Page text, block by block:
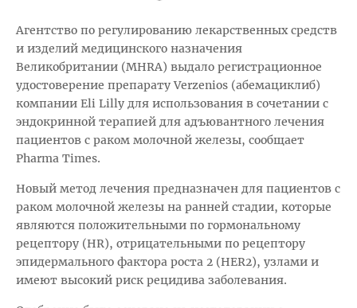
Агентство по регулированию лекарственных средств
и изделий медицинского назначения
Великобритании (MHRA) выдало регистрационное
удостоверение препарату Verzenios (абемациклиб)
компании Eli Lilly для использования в сочетании с
эндокринной терапией для адъювантного лечения
пациентов с раком молочной железы, сообщает
Pharma Times.
Новый метод лечения предназначен для пациентов с
раком молочной железы на ранней стадии, которые
являются положительными по гормональному
рецептору (HR), отрицательными по рецептору
эпидермального фактора роста 2 (HER2), узлами и
имеют высокий риск рецидива заболевания.